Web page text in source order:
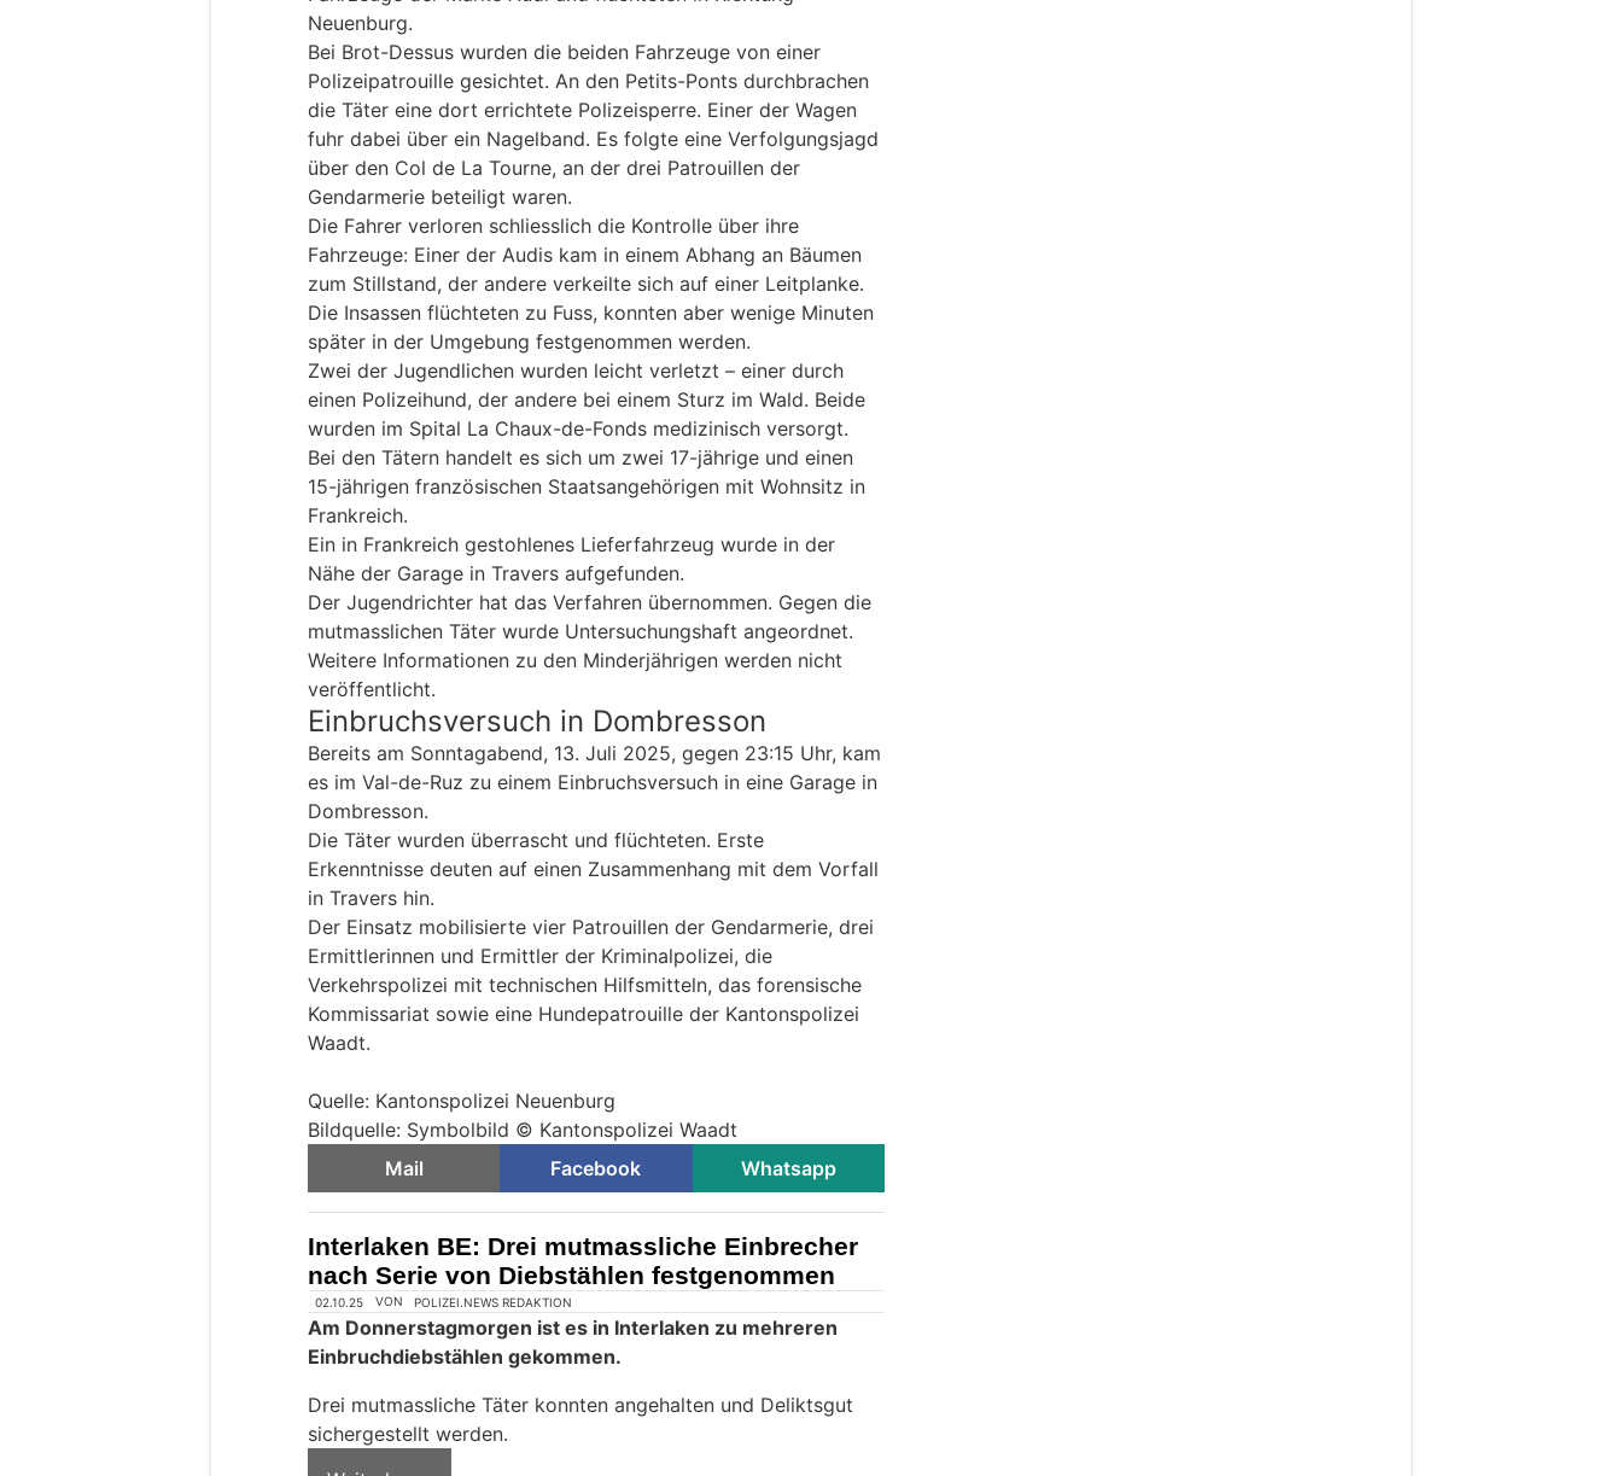
Neuenburg.
Bei Brot-Dessus wurden die beiden Fahrzeuge von einer
Polizeipatrouille gesichtet. An den Petits-Ponts durchbrachen
die Täter eine dort errichtete Polizeisperre. Einer der Wagen
fuhr dabei über ein Nagelband. Es folgte eine Verfolgungsjagd
über den Col de La Tourne, an der drei Patrouillen der
Gendarmerie beteiligt waren.
Die Fahrer verloren schliesslich die Kontrolle über ihre
Fahrzeuge: Einer der Audis kam in einem Abhang an Bäumen
zum Stillstand, der andere verkeilte sich auf einer Leitplanke.
Die Insassen flüchteten zu Fuss, konnten aber wenige Minuten
später in der Umgebung festgenommen werden.
Zwei der Jugendlichen wurden leicht verletzt – einer durch
einen Polizeihund, der andere bei einem Sturz im Wald. Beide
wurden im Spital La Chaux-de-Fonds medizinisch versorgt.
Bei den Tätern handelt es sich um zwei 17-jährige und einen
15-jährigen französischen Staatsangehörigen mit Wohnsitz in
Frankreich.
Ein in Frankreich gestohlenes Lieferfahrzeug wurde in der
Nähe der Garage in Travers aufgefunden.
Der Jugendrichter hat das Verfahren übernommen. Gegen die
mutmasslichen Täter wurde Untersuchungshaft angeordnet.
Weitere Informationen zu den Minderjährigen werden nicht
veröffentlicht.
Einbruchsversuch in Dombresson
Bereits am Sonntagabend, 13. Juli 2025, gegen 23:15 Uhr, kam
es im Val-de-Ruz zu einem Einbruchsversuch in eine Garage in
Dombresson.
Die Täter wurden überrascht und flüchteten. Erste
Erkenntnisse deuten auf einen Zusammenhang mit dem Vorfall
in Travers hin.
Der Einsatz mobilisierte vier Patrouillen der Gendarmerie, drei
Ermittlerinnen und Ermittler der Kriminalpolizei, die
Verkehrspolizei mit technischen Hilfsmitteln, das forensische
Kommissariat sowie eine Hundepatrouille der Kantonspolizei
Waadt.
Quelle: Kantonspolizei Neuenburg
Bildquelle: Symbolbild © Kantonspolizei Waadt
Mail
Facebook Whatsapp
Interlaken BE: Drei mutmassliche Einbrecher
nach Serie von Diebstählen festgenommen